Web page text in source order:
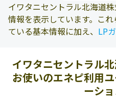
イワタニセントラル北海道
情報を表示しています。こ
ている基本情報に加え、 LP
を表示しています。
イワタニセントラル
お使いのエネピ利用
ーシ